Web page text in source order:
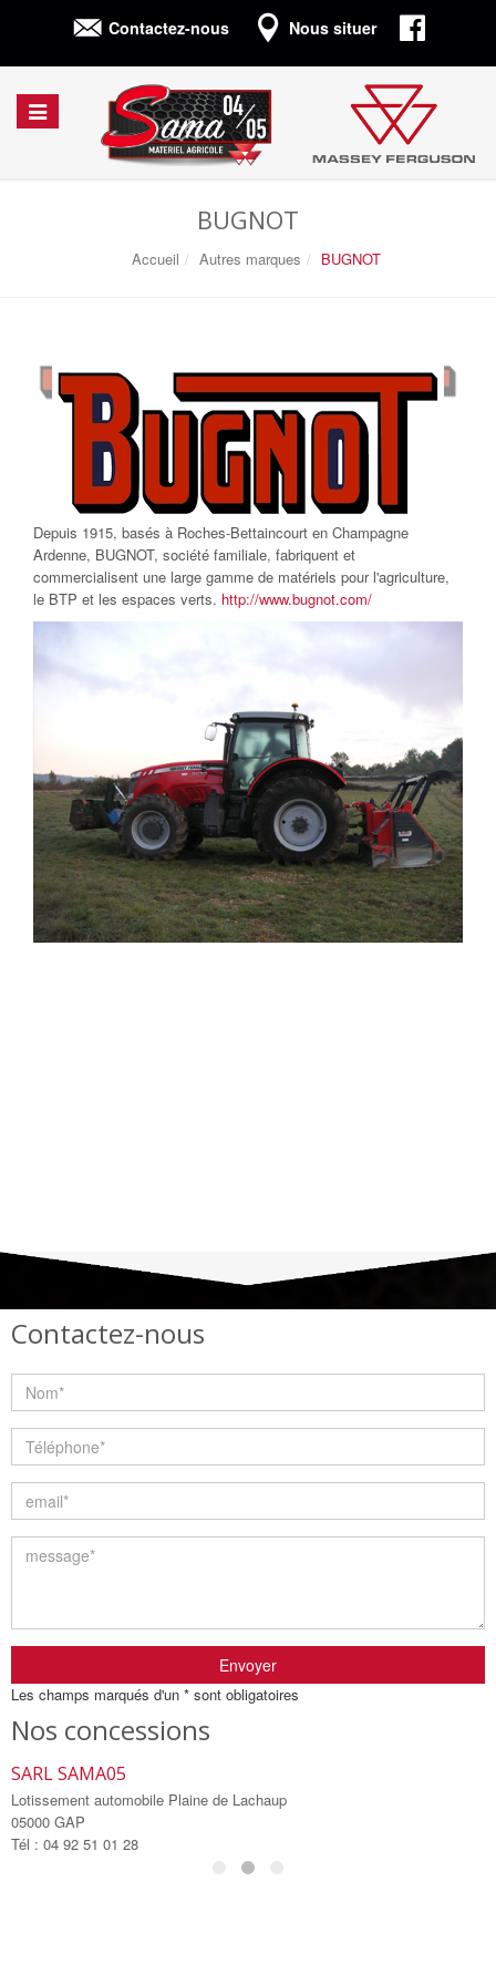
Contactez-nous Nous situer
Afficher/cacher
la
BUGNOT
Accueil Autres marques BUGNOT
Depuis 1915, basés à Roches-Bettaincourt en Champagne
Ardenne, BUGNOT, société familiale, fabriquent et
commercialisent une large gamme de matériels pour l'agriculture,
le BTP et les espaces verts. http://www.bugnot.com/
Contactez-nous
Envoyer
Les champs marqués d'un * sont obligatoires
Nos concessions
SARL SAMA05
Lotissement automobile Plaine de Lachaup
05000 GAP
Tél : 04 92 51 01 28